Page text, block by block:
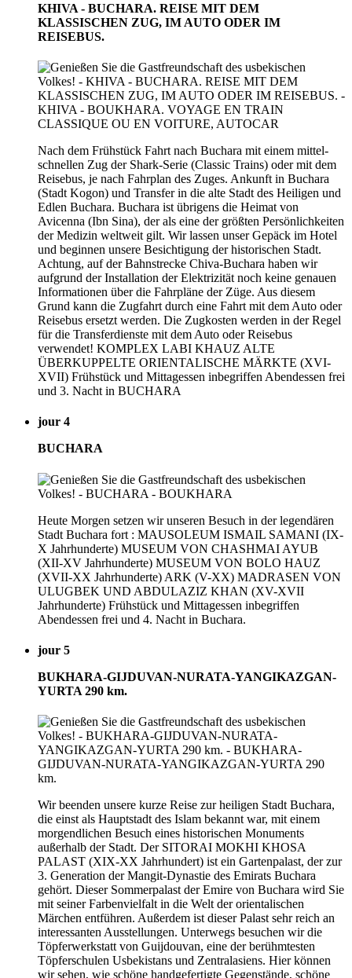
KHIVA - BUCHARA. REISE MIT DEM
KLASSISCHEN ZUG, IM AUTO ODER IM
REISEBUS.
Nach dem Frühstück Fahrt nach Buchara mit einem mittel-
schnellen Zug der Shark-Serie (Classic Trains) oder mit dem
Reisebus, je nach Fahrplan des Zuges. Ankunft in Buchara
(Stadt Kogon) und Transfer in die alte Stadt des Heiligen und
Edlen Buchara. Buchara ist übrigens die Heimat von
Avicenna (Ibn Sina), der als eine der größten Persönlichkeiten
der Medizin weltweit gilt. Wir lassen unser Gepäck im Hotel
und beginnen unsere Besichtigung der historischen Stadt.
Achtung, auf der Bahnstrecke Chiva-Buchara haben wir
aufgrund der Installation der Elektrizität noch keine genauen
Informationen über die Fahrpläne der Züge. Aus diesem
Grund kann die Zugfahrt durch eine Fahrt mit dem Auto oder
Reisebus ersetzt werden. Die Zugkosten werden in der Regel
für die Transferdienste mit dem Auto oder Reisebus
verwendet! KOMPLEX LABI KHAUZ ALTE
ÜBERKUPPELTE ORIENTALISCHE MÄRKTE (XVI-
XVII) Frühstück und Mittagessen inbegriffen Abendessen frei
und 3. Nacht in BUCHARA
jour 4
BUCHARA
Heute Morgen setzen wir unseren Besuch in der legendären
Stadt Buchara fort : MAUSOLEUM ISMAIL SAMANI (IX-
X Jahrhunderte) MUSEUM VON CHASHMAI AYUB
(XII-XV Jahrhunderte) MUSEUM VON BOLO HAUZ
(XVII-XX Jahrhunderte) ARK (V-XX) MADRASEN VON
ULUGBEK UND ABDULAZIZ KHAN (XV-XVII
Jahrhunderte) Frühstück und Mittagessen inbegriffen
Abendessen frei und 4. Nacht in Buchara.
jour 5
BUKHARA-GIJDUVAN-NURATA-YANGIKAZGAN-
YURTA 290 km.
Wir beenden unsere kurze Reise zur heiligen Stadt Buchara,
die einst als Hauptstadt des Islam bekannt war, mit einem
morgendlichen Besuch eines historischen Monuments
außerhalb der Stadt. Der SITORAI MOKHI KHOSA
PALAST (XIX-XX Jahrhundert) ist ein Gartenpalast, der zur
3. Generation der Mangit-Dynastie des Emirats Buchara
gehört. Dieser Sommerpalast der Emire von Buchara wird Sie
mit seiner Farbenvielfalt in die Welt der orientalischen
Märchen entführen. Außerdem ist dieser Palast sehr reich an
interessanten Ausstellungen. Unterwegs besuchen wir die
Töpferwerkstatt von Guijdouvan, eine der berühmtesten
Töpferschulen Usbekistans und Zentralasiens. Hier können
wir sehen, wie schöne handgefertigte Gegenstände, schöne